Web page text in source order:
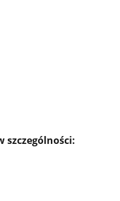
szczególności: